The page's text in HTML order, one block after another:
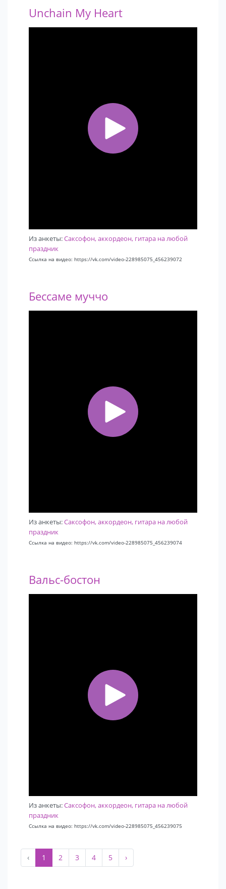
Unchain My Heart
Из анкеты:Саксофон, аккордеон, гитара на любой
праздник
Ссылка на видео: https://vk.com/video-228985075_456239072
Бессаме муччо
Из анкеты:Саксофон, аккордеон, гитара на любой
праздник
Ссылка на видео: https://vk.com/video-228985075_456239074
Вальс-бостон
Из анкеты:Саксофон, аккордеон, гитара на любой
праздник
Ссылка на видео: https://vk.com/video-228985075_456239075
‹ 1 2 3 4 5 ›